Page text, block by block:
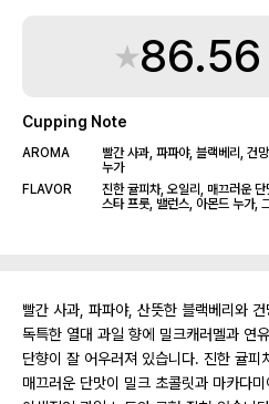
86.56
Cupping Note
AROMA
빨간 사과, 파파야, 블랙베리, 건
누가
FLAVOR
진한 귤피차, 오일리, 매끄러운
스타 프룻, 밸런스, 아몬드 누가,
빨간 사과, 파파야, 산뜻한 블랙베리와
독특한 열대 과일 향에 밀크캐러멜과 연
단향이 잘 어우러져 있습니다. 진한 귤피
매끄러운 단맛이 밀크 초콜릿과 마카다